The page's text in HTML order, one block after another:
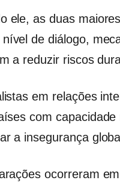
ele, as duas
de diálogo,
a reduzir riscos
em relações
com
a insegurança
ocorreram